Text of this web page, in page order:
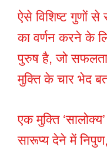
ऐसे विशिष्ट गुणों से
का वर्णन करने के
पुरुष है, जो
मुक्ति के चार भेद
एक मुक्ति
सारूप्य देने में निपुण,